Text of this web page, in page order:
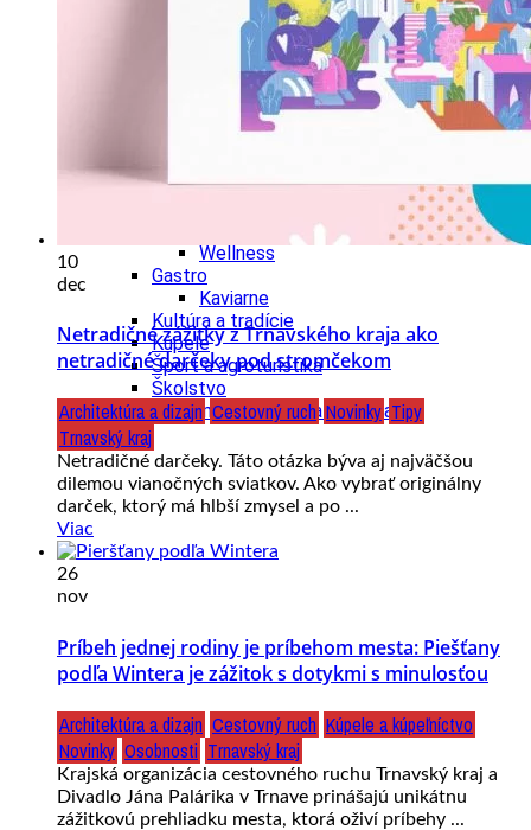
Výlet
Turistika
Cyklistika
Hrady
Folklór
Wellness
Gastro
Kaviarne
Kultúra a tradície
Kúpele
Šport a agroturistika
Školstvo
Ekonomika obchod a doprava
10
dec
Netradičné zážitky z Trnavského kraja ako
netradičné darčeky pod stromčekom
Architektúra a dizajn Cestovný ruch Novinky Tipy
Trnavský kraj
Netradičné darčeky. Táto otázka býva aj najväčšou
dilemou vianočných sviatkov. Ako vybrať originálny
darček, ktorý má hlbší zmysel a po ...
Viac
26
nov
Príbeh jednej rodiny je príbehom mesta: Piešťany
podľa Wintera je zážitok s dotykmi s minulosťou
Architektúra a dizajn Cestovný ruch Kúpele a kúpeľníctvo
Novinky Osobnosti Trnavský kraj
Krajská organizácia cestovného ruchu Trnavský kraj a
Divadlo Jána Palárika v Trnave prinášajú unikátnu
zážitkovú prehliadku mesta, ktorá oživí príbehy ...